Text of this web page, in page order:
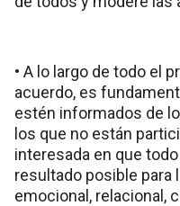
• A lo largo de todo el
acuerdo, es
estén informados de
los que no están
interesada en que
resultado posible para
emocional, relacional,